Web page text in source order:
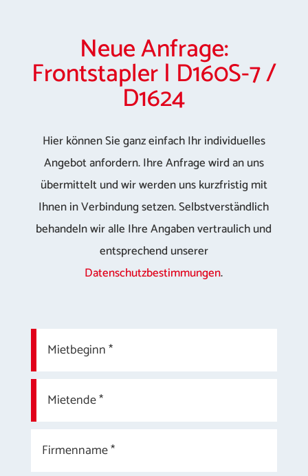
Neue Anfrage:
Frontstapler | D160S-7 /
D1624
Hier können Sie ganz einfach Ihr individuelles
Angebot anfordern. Ihre Anfrage wird an uns
übermittelt und wir werden uns kurzfristig mit
Ihnen in Verbindung setzen. Selbstverständlich
behandeln wir alle Ihre Angaben vertraulich und
entsprechend unserer
Datenschutzbestimmungen.